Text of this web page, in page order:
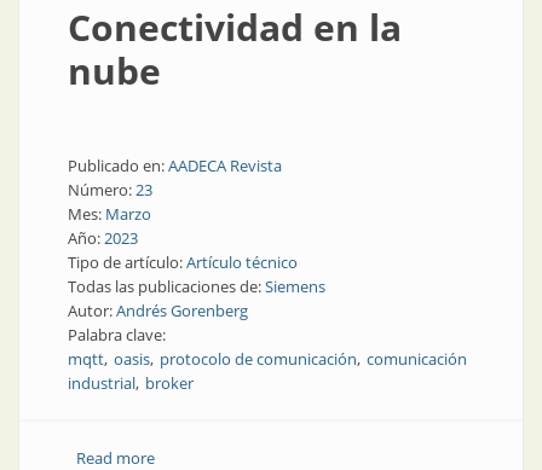
Conectividad en la
nube
Publicado en:AADECA Revista
Número:23
Mes: Marzo
Año:2023
Tipo de artículo:Artículo técnico
Todas las publicaciones de:Siemens
Autor:Andrés Gorenberg
Palabra clave:
mqtt oasis protocolo de comunicación comunicación
industrial broker
Read moreabout Conectividad en la nube